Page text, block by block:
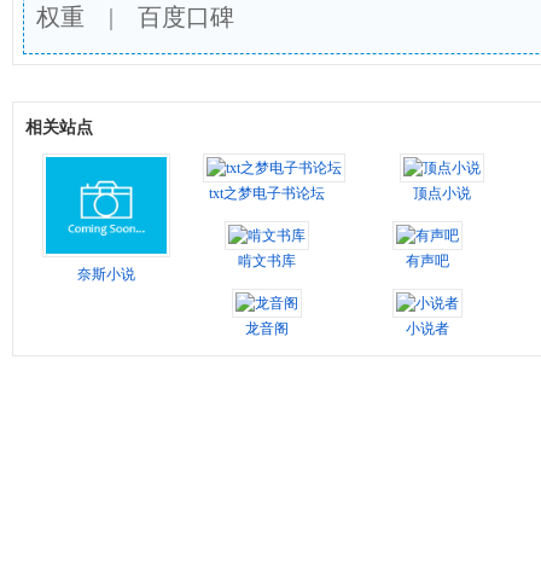
权重 | 百度口碑
相关站点
奈斯小说
txt之梦电子书论坛 顶点小说
啃文书库 有声吧
龙音阁 小说者